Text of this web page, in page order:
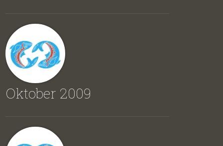
Oktober 2009